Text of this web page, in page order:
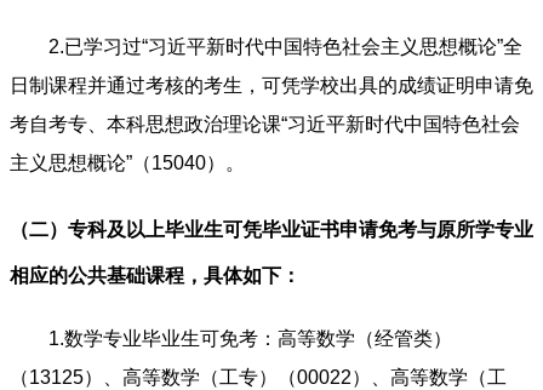
2.已学习过“习近平新时代中国特色社会主义思想概论”全
日制课程并通过考核的考生，可凭学校出具的成绩证明申请免
考自考专、本科思想政治理论课“习近平新时代中国特色社会
主义思想概论”（15040）。
（二）专科及以上毕业生可凭毕业证书申请免考与原所学专业
相应的公共基础课程，具体如下：
1.数学专业毕业生可免考：高等数学（经管类）
（13125）、高等数学（工专）（00022）、高等数学（工